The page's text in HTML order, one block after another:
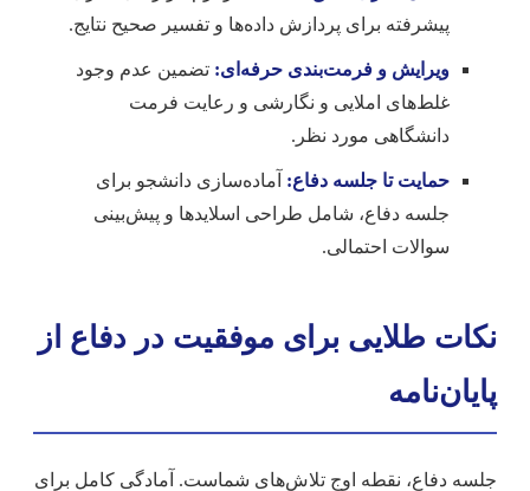
پیشرفته برای پردازش داده‌ها و تفسیر صحیح نتایج.
ویرایش و فرمت‌بندی حرفه‌ای: تضمین عدم وجود
غلط‌های املایی و نگارشی و رعایت فرمت
دانشگاهی مورد نظر.
حمایت تا جلسه دفاع: آماده‌سازی دانشجو برای
جلسه دفاع، شامل طراحی اسلایدها و پیش‌بینی
سوالات احتمالی.
نکات طلایی برای موفقیت در دفاع از
پایان‌نامه
جلسه دفاع، نقطه اوج تلاش‌های شماست. آمادگی کامل برای